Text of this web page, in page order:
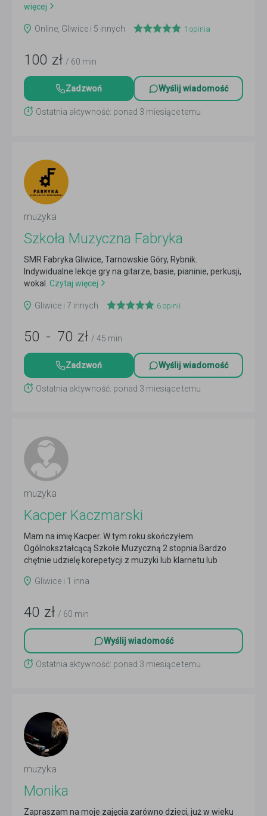
więcej
Online, Gliwice i 5 innych 1 opinia
100 zł / 60 min
Zadzwoń Wyślij wiadomość
Ostatnia aktywność: ponad 3 miesiące temu
muzyka
Szkoła Muzyczna Fabryka
SMR Fabryka Gliwice, Tarnowskie Góry, Rybnik.
Indywidualne lekcje gry na gitarze, basie, pianinie, perkusji,
wokal.
Czytaj więcej
Gliwice i 7 innych 6 opinii
50 - 70 zł / 45 min
Zadzwoń Wyślij wiadomość
Ostatnia aktywność: ponad 3 miesiące temu
muzyka
Kacper Kaczmarski
Mam na imię Kacper. W tym roku skończyłem
Ogólnokształcącą Szkołe Muzyczną 2 stopnia.Bardzo
chętnie udzielę korepetycji z muzyki lub klarnetu lub
Gliwice i 1 inna
40 zł / 60 min
Wyślij wiadomość
Ostatnia aktywność: ponad 3 miesiące temu
muzyka
Monika
Zapraszam na moje zajęcia zarówno dzieci, już w wieku